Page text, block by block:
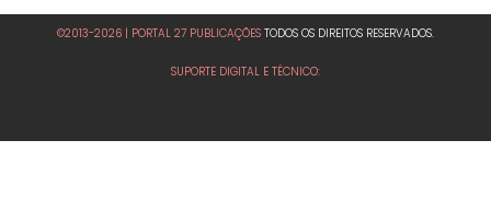
©2013-2026 | PORTAL 27 PUBLICAÇÕES TODOS OS DIREITOS RESERVADOS.
SUPORTE DIGITAL E TÉCNICO: